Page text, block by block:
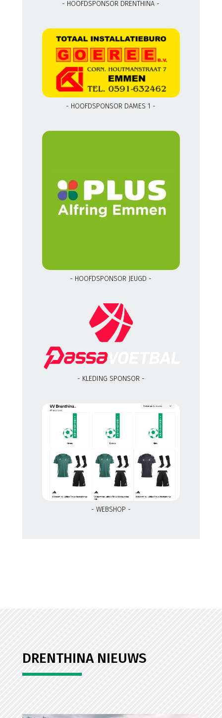
- HOOFDSPONSOR DRENTHINA -
- HOOFDSPONSOR DAMES 1 -
- HOOFDSPONSOR JEUGD -
- KLEDING SPONSOR -
- WEBSHOP -
DRENTHINA NIEUWS